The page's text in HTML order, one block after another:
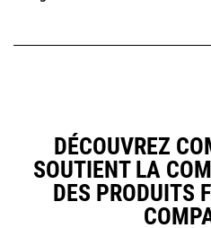
DÉCOUVREZ
SOUTIENT LA
DES PRODUITS